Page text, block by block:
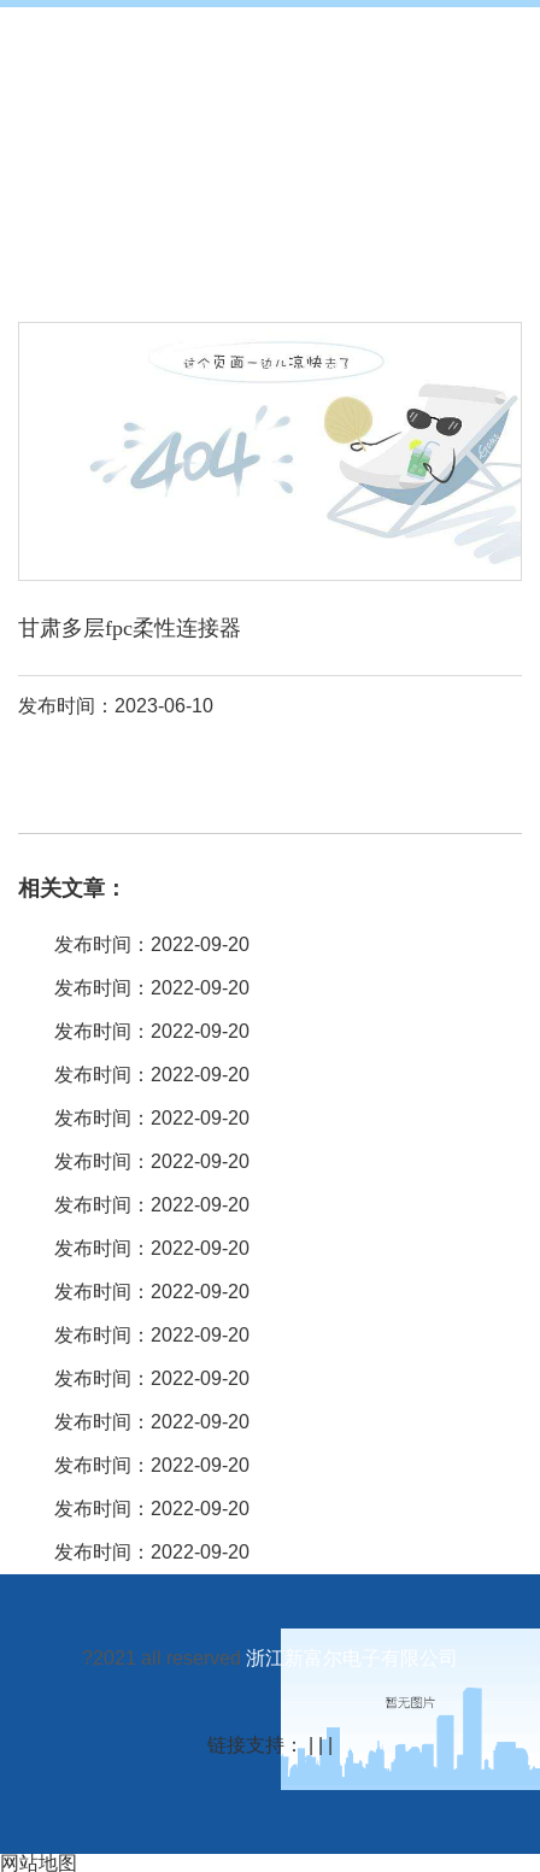
甘肃多层fpc柔性连接器
发布时间：2023-06-10
额定等级 (ac/dc) 接触电阻（初 期） 绝缘电阻 绝缘电压 机械耐久性
min。 ac200v 。全间距 tp：最外部两条导体中心线之间的距离，
tp=p*（n-1）；总宽度 w：排线两个边缘中间的距离，w=p*（n
1）；总长度 tl：排线两端的距离；插入厚度 tt：排线两个连接端的
厚度；。fpc连接器种类多样，可实现薄型化、小型化，高频信号传
输，具有高密集成性，柔性优良，灵活可折叠和伸缩的特点。fpc连
连接电路板和fpc柔性印制电路板，使之实现。其实是不一样的，宏
利来分享一下 fpc连接器属于贴片连接器其中的一种。又称软排线
相关文章：
发布时间：2022-09-20
发布时间：2022-09-20
发布时间：2022-09-20
发布时间：2022-09-20
发布时间：2022-09-20
发布时间：2022-09-20
发布时间：2022-09-20
发布时间：2022-09-20
发布时间：2022-09-20
发布时间：2022-09-20
发布时间：2022-09-20
发布时间：2022-09-20
发布时间：2022-09-20
发布时间：2022-09-20
发布时间：2022-09-20
?2021 all reserved 浙江新富尔电子有限公司
链接支持： | | |
网站地图